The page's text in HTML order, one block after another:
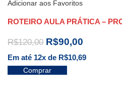
Adicionar aos Favoritos
ROTEIRO AULA PRÁTICA –
R$120,00 R$90,00
Em até 12x de R$10,69
Comprar